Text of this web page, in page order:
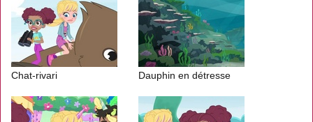
Chat-rivari Dauphin en détresse